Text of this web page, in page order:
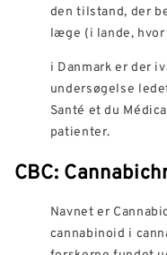
den tilstand, der
læge (i lande,
i Danmark er der
undersøgelse
Santé et du
patienter.
CBC:
Navnet er
cannabinoid i